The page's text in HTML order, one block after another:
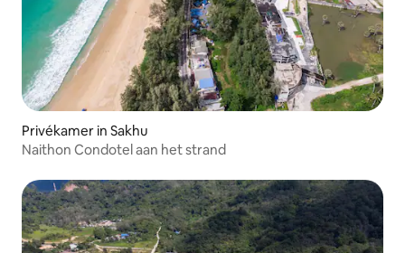
Privékamer in Sakhu
Naithon Condotel aan het strand